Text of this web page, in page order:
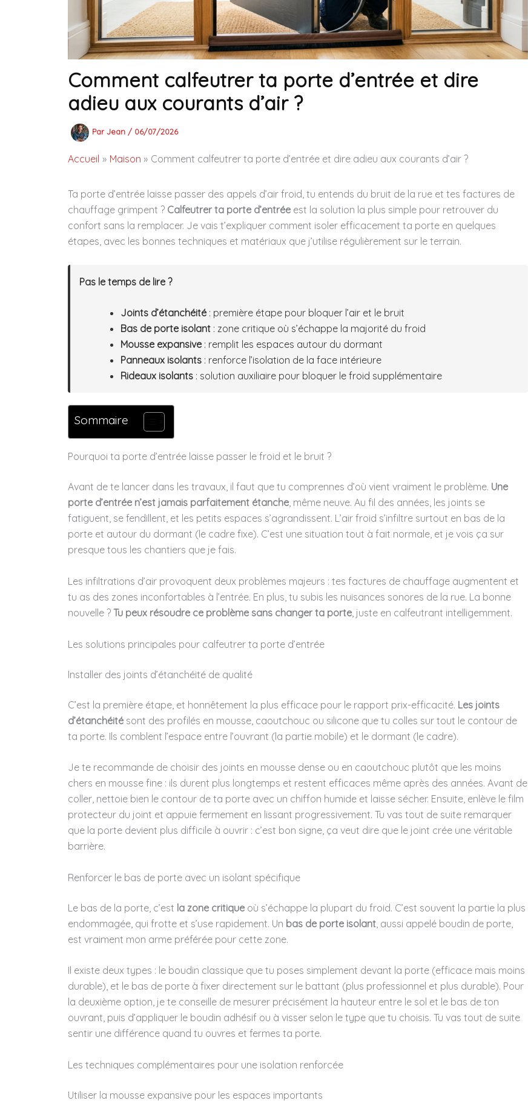
Comment calfeutrer ta porte d’entrée et dire
adieu aux courants d’air ?
ParJean / 06/07/2026
Accueil Maison Comment calfeutrer ta porte d’entrée et dire adieu aux courants d’air ?
Ta porte d’entrée laisse passer des appels d’air froid, tu entends du bruit de la rue et tes factures de
chauffage grimpent ? Calfeutrer ta porte d’entrée est la solution la plus simple pour retrouver du
confort sans la remplacer. Je vais t’expliquer comment isoler efficacement ta porte en quelques
étapes, avec les bonnes techniques et matériaux que j’utilise régulièrement sur le terrain.
Pas le temps de lire ?
Joints d’étanchéité : première étape pour bloquer l’air et le bruit
Bas de porte isolant : zone critique où s’échappe la majorité du froid
Mousse expansive : remplit les espaces autour du dormant
Panneaux isolants : renforce l’isolation de la face intérieure
Rideaux isolants : solution auxiliaire pour bloquer le froid supplémentaire
Sommaire
Pourquoi ta porte d’entrée laisse passer le froid et le bruit ?
Avant de te lancer dans les travaux, il faut que tu comprennes d’où vient vraiment le problème. Une
porte d’entrée n’est jamais parfaitement étanche, même neuve. Au fil des années, les joints se
fatiguent, se fendillent, et les petits espaces s’agrandissent. L’air froid s’infiltre surtout en bas de la
porte et autour du dormant (le cadre fixe). C’est une situation tout à fait normale, et je vois ça sur
presque tous les chantiers que je fais.
Les infiltrations d’air provoquent deux problèmes majeurs : tes factures de chauffage augmentent et
tu as des zones inconfortables à l’entrée. En plus, tu subis les nuisances sonores de la rue. La bonne
nouvelle ? Tu peux résoudre ce problème sans changer ta porte, juste en calfeutrant intelligemment.
Les solutions principales pour calfeutrer ta porte d’entrée
Installer des joints d’étanchéité de qualité
C’est la première étape, et honnêtement la plus efficace pour le rapport prix-efficacité. Les joints
d’étanchéité sont des profilés en mousse, caoutchouc ou silicone que tu colles sur tout le contour de
ta porte. Ils comblent l’espace entre l’ouvrant (la partie mobile) et le dormant (le cadre).
Je te recommande de choisir des joints en mousse dense ou en caoutchouc plutôt que les moins
chers en mousse fine : ils durent plus longtemps et restent efficaces même après des années. Avant de
coller, nettoie bien le contour de ta porte avec un chiffon humide et laisse sécher. Ensuite, enlève le film
protecteur du joint et appuie fermement en lissant progressivement. Tu vas tout de suite remarquer
que la porte devient plus difficile à ouvrir : c’est bon signe, ça veut dire que le joint crée une véritable
barrière.
Renforcer le bas de porte avec un isolant spécifique
Le bas de la porte, c’est la zone critique où s’échappe la plupart du froid. C’est souvent la partie la plus
endommagée, qui frotte et s’use rapidement. Un bas de porte isolant , aussi appelé boudin de porte,
est vraiment mon arme préférée pour cette zone.
Il existe deux types : le boudin classique que tu poses simplement devant la porte (efficace mais moins
durable), et le bas de porte à fixer directement sur le battant (plus professionnel et plus durable). Pour
la deuxième option, je te conseille de mesurer précisément la hauteur entre le sol et le bas de ton
ouvrant, puis d’appliquer le boudin adhésif ou à visser selon le type que tu choisis. Tu vas tout de suite
sentir une différence quand tu ouvres et fermes ta porte.
Les techniques complémentaires pour une isolation renforcée
Utiliser la mousse expansive pour les espaces importants